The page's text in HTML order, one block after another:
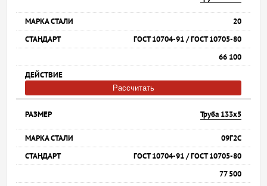
20
ГОСТ 10704-91 / ГОСТ 10705-80
66 100
Рассчитать
Труба 133х5
09Г2С
ГОСТ 10704-91 / ГОСТ 10705-80
77 500